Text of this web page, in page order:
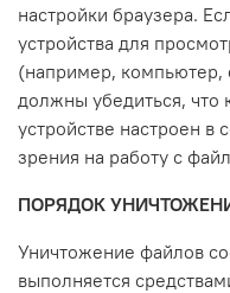
настройки браузера.
устройства для
(например, компьютер,
должны убедиться,
устройстве настроен в
зрения на работу с
ПОРЯДОК
Уничтожение файлов
выполняется